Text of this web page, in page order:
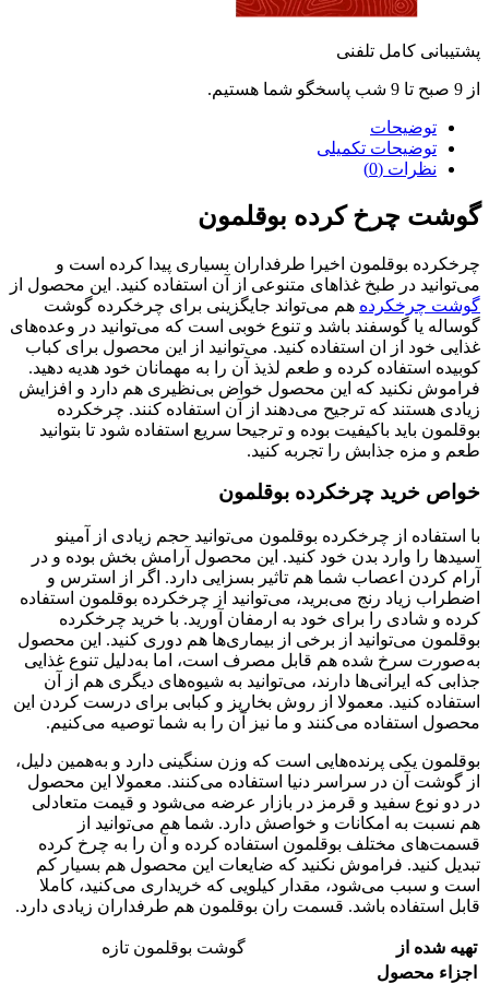
پشتیبانی کامل تلفنی
از 9 صبح تا 9 شب پاسخگو شما هستیم.
توضیحات
توضیحات تکمیلی
نظرات (0)
گوشت چرخ کرده بوقلمون
چرخکرده بوقلمون اخیرا طرفداران بسیاری پیدا کرده است و
می‌توانید در طبخ غذاهای متنوعی از آن استفاده کنید. این محصول از
گوشت چرخکرده هم می‌تواند جایگزینی برای چرخکرده گوشت
گوساله یا گوسفند باشد و تنوع خوبی است که می‌توانید در وعده‌های
غذایی خود از ان استفاده کنید. می‌توانید از این محصول برای کباب
کوبیده استفاده کرده و طعم لذیذ آن را به مهمانان خود هدیه دهید.
فراموش نکنید که این محصول خواض بی‌نظیری هم دارد و افزایش
زیادی هستند که ترجیح می‌دهند از آن استفاده کنند. چرخکرده
بوقلمون باید باکیفیت بوده و ترجیحا سریع استفاده شود تا بتوانید
طعم و مزه جذابش را تجربه کنید.
خواص خرید چرخکرده بوقلمون
با استفاده از چرخکرده بوقلمون می‌توانید حجم زیادی از آمینو
اسیدها را وارد بدن خود کنید. این محصول آرامش بخش بوده و در
آرام کردن اعصاب شما هم تاثیر بسزایی دارد. اگر از استرس و
اضطراب زیاد رنج می‌برید، می‌توانید از چرخکرده بوقلمون استفاده
کرده و شادی را برای خود به ارمفان آورید. با خرید چرخکرده
بوقلمون می‌توانید از برخی از بیماری‌ها هم دوری کنید. این محصول
به‌صورت سرخ شده هم قابل مصرف است، اما به‌دلیل تنوع غذایی
جذابی که ایرانی‌ها دارند، می‌توانید به شیوه‌های دیگری هم از آن
استفاده کنید. معمولا از روش بخارپز و کبابی برای درست کردن این
محصول استفاده می‌کنند و ما نیز آن را به شما توصیه می‌کنیم.
بوقلمون یکی پرنده‌هایی است که وزن سنگینی دارد و به‌همین دلیل،
از گوشت آن در سراسر دنیا استفاده می‌کنند. معمولا این محصول
در دو نوع سفید و قرمز در بازار عرضه می‌شود و قیمت متعادلی
هم نسبت به امکانات و خواصش دارد. شما هم می‌توانید از
قسمت‌های مختلف بوقلمون استفاده کرده و آن را به چرخ کرده
تبدیل کنید. فراموش نکنید که ضایعات این محصول هم بسیار کم
است و سبب می‌شود، مقدار کیلویی که خریداری می‌کنید، کاملا
قابل استفاده باشد. قسمت ران بوقلمون هم طرفداران زیادی دارد.
تهیه شده از
گوشت بوقلمون تازه
اجزاء محصول